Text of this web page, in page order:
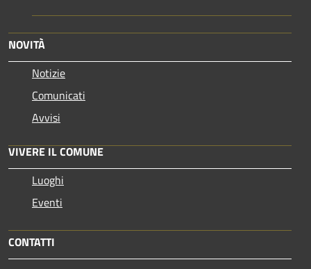
NOVITÀ
Notizie
Comunicati
Avvisi
VIVERE IL COMUNE
Luoghi
Eventi
CONTATTI